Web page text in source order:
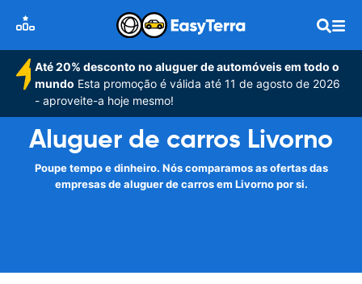
Até 20% desconto no aluguer de automóveis em todo o
mundo Esta promoção é válida até 11 de agosto de 2026
- aproveite-a hoje mesmo!
Aluguer de carros Livorno
Poupe tempo e dinheiro. Nós comparamos as ofertas das
empresas de aluguer de carros em Livorno por si.